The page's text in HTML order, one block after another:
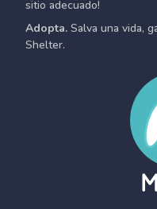
sitio adecuado!
Adopta. Salva una vida,
Shelter.